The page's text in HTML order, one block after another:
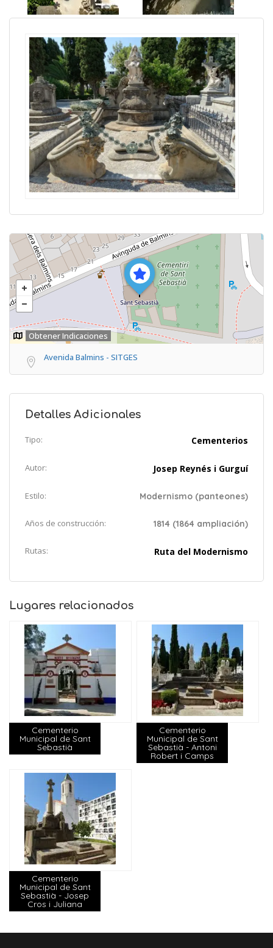
Obtener Indicaciones
Avenida Balmins - SITGES
Detalles Adicionales
Tipo: Cementerios
Autor: Josep Reynés i Gurguí
Estilo: Modernismo (panteones)
Años de construcción: 1814 (1864 ampliación)
Rutas: Ruta del Modernismo
Lugares relacionados
Cementerio
Municipal de Sant
Sebastià
Cementerio
Municipal de Sant
Sebastià - Antoni
Robert i Camps
Cementerio
Municipal de Sant
Sebastià - Josep
Cros i Juliana